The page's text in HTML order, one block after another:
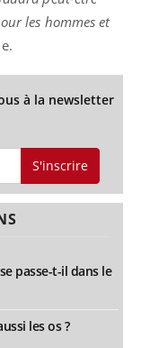
les hommes et
à la newsletter
S'inscrire
passe-t-il dans le
les os ?